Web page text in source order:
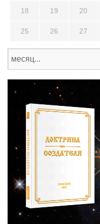
18 19 20
25 26 27